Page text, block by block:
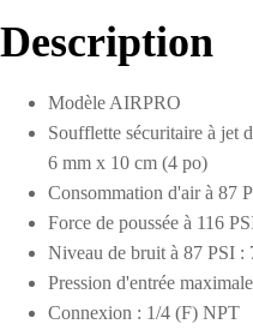
NPT
Description
Modèle AIRPRO
Soufflette sécuritaire à jet
6 mm x 10 cm (4 po)
Consommation d'air à 87
Force de poussée à 116
Niveau de bruit à 87 PSI :
Pression d'entrée
Connexion : 1/4 (F) NPT